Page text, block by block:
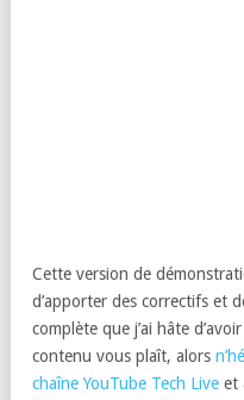
Cette version de
d’apporter des correctifs et
complète que j’ai hâte
contenu vous plaît, alors
chaîne YouTube Tech Live et